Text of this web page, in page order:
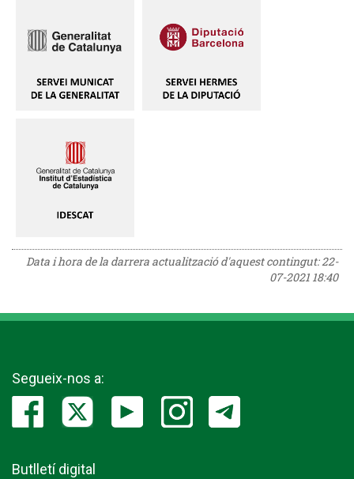
Data i hora de la darrera actualització d'aquest contingut:22-
07-2021 18:40
Segueix-nos a:
Butlletí digital